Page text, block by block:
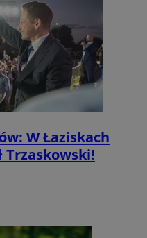
W Łaziskach
Trzaskowski!